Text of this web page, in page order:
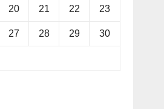
20 21 22 23
27 28 29 30